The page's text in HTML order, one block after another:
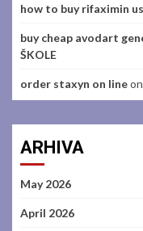
how to buy rifaximin
buy cheap avodart
ŠKOLE
order staxyn on lineon
ARHIVA
May 2026
April 2026